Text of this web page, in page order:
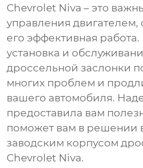
Chevrolet Niva – это
управления двигателем,
его эффективная
установка и
дроссельной заслонки
многих проблем и
вашего автомобиля.
предоставила вам
поможет вам в решении
заводским корпусом
Chevrolet Niva.